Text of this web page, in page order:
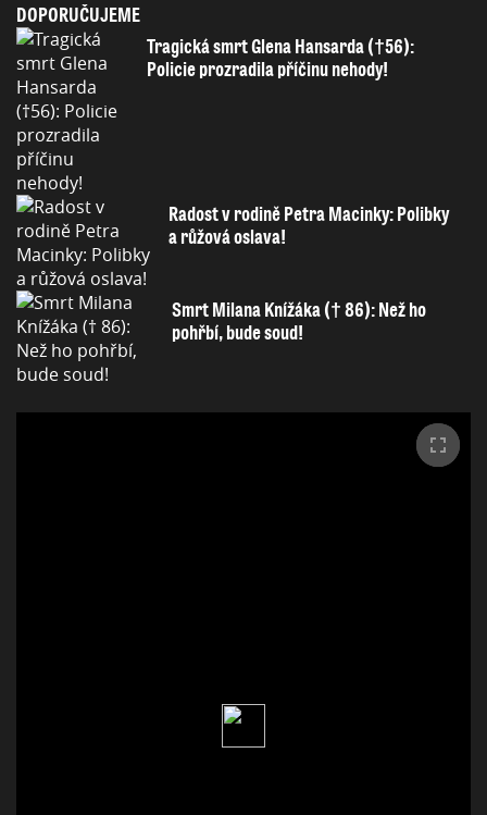
DOPORUČUJEME
Tragická smrt Glena Hansarda (†56):
Policie prozradila příčinu nehody!
Radost v rodině Petra Macinky: Polibky
a růžová oslava!
Smrt Milana Knížáka († 86): Než ho
pohřbí, bude soud!